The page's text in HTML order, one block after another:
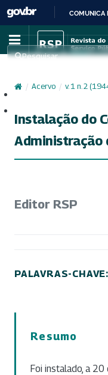
COMUNICA
Pesquisar
/ Acervo / v. 1 n. 2
Instalação do
Administração
Editor RSP
PALAVRAS-CHAVE:
Resumo
Foi instalado, a 20